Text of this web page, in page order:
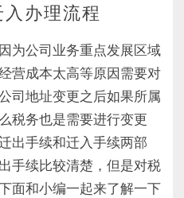
办理流程
公司业务重点发展区域
营成本太高等原因需要对
司地址变更之后如果所属
税务也是需要进行变更
出手续和迁入手续两部
手续比较清楚，但是对税
面和小编一起来了解一下